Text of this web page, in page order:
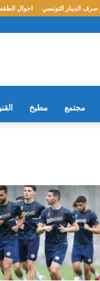
احوال الدينار التونسي
مجتمع مطبخ